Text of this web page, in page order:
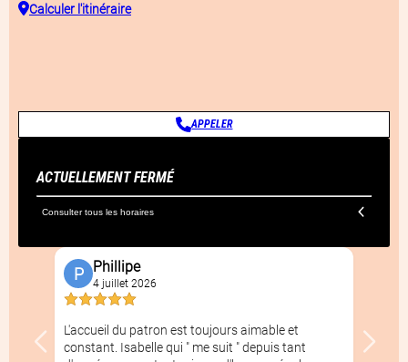
Calculer l'itinéraire
APPELER
ACTUELLEMENT FERMÉ
Consulter tous les horaires
Avis clients
P Phillipe
4 juillet 2026
L'accueil du patron est toujours aimable et
constant. Isabelle qui " me suit " depuis tant